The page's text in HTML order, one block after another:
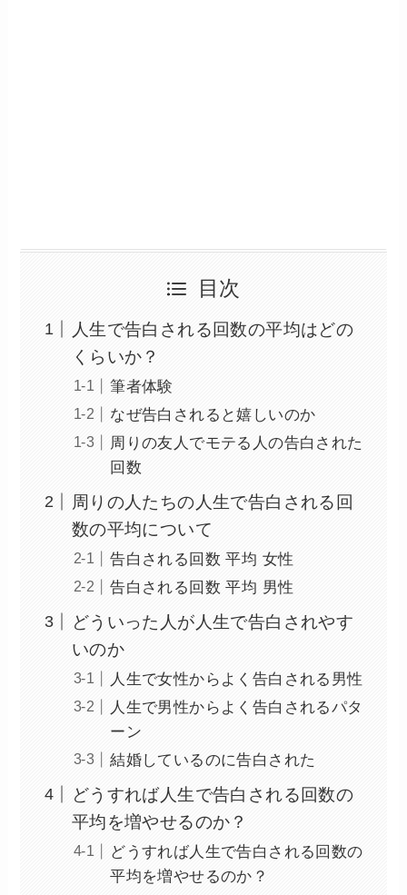
目次
人生で告白される回数の平均はどの
くらいか？
筆者体験
なぜ告白されると嬉しいのか
周りの友人でモテる人の告白された
回数
周りの人たちの人生で告白される回
数の平均について
告白される回数 平均 女性
告白される回数 平均 男性
どういった人が人生で告白されやす
いのか
人生で女性からよく告白される男性
人生で男性からよく告白されるパタ
ーン
結婚しているのに告白された
どうすれば人生で告白される回数の
平均を増やせるのか？
どうすれば人生で告白される回数の
平均を増やせるのか？